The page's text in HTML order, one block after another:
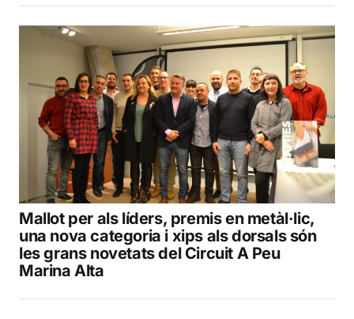
Mallot per als líders, premis en metàl·lic,
una nova categoria i xips als dorsals són
les grans novetats del Circuit A Peu
Marina Alta